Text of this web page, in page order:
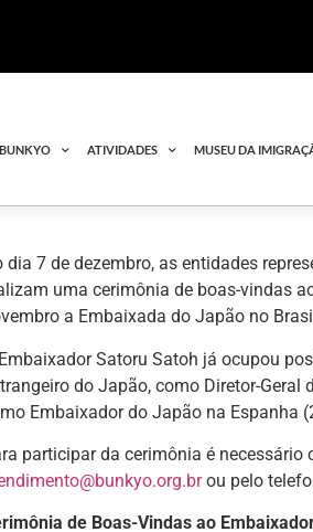
ATIVIDADES MUSEU DA
dia 7 de dezembro, as entidades
uma cerimônia de boas-vindas
a Embaixada do Japão no
Satoru Satoh já ocupou
do Japão, como Diretor-
Embaixador do Japão na Espanha
participar da cerimônia é
ou pelo
de Boas-Vindas ao